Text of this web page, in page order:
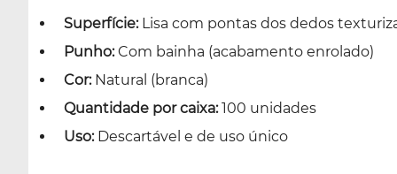
Superfície:Lisa com pontas dos dedos
Punho:Com bainha (acabamento enrolado)
Cor: Natural (branca)
Quantidade por caixa:100 unidades
Uso:Descartável e de uso único